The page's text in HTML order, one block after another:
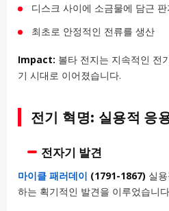
디스크 사이에 소금물에 담근 판
최초로 안정적인 전류를 생산
Impact: 볼타 전지는 지속적인 전
기 시대로 이어졌습니다.
전기 혁명: 실용적 응
전자기 발견
마이클 패러데이 (1791-1867) 실
하는 획기적인 발견을 이루었습니